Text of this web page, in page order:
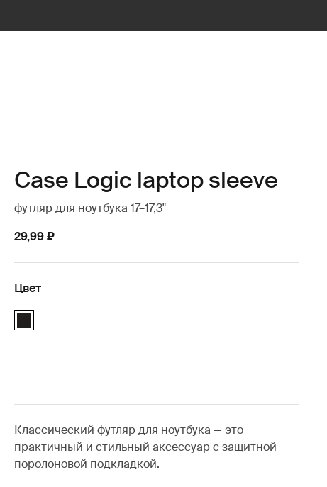
Case Logic laptop sleeve
футляр для ноутбука 17–17,3"
29,99 ₽
Цвет
Case Logic 17-17.3" Laptop Sleeve Чёрный (selected)
Классический футляр для ноутбука — это
практичный и стильный аксессуар с защитной
поролоновой подкладкой.